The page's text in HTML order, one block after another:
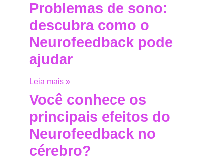
Problemas de sono:
descubra como o
Neurofeedback pode
ajudar
Leia mais »
Você conhece os
principais efeitos do
Neurofeedback no
cérebro?